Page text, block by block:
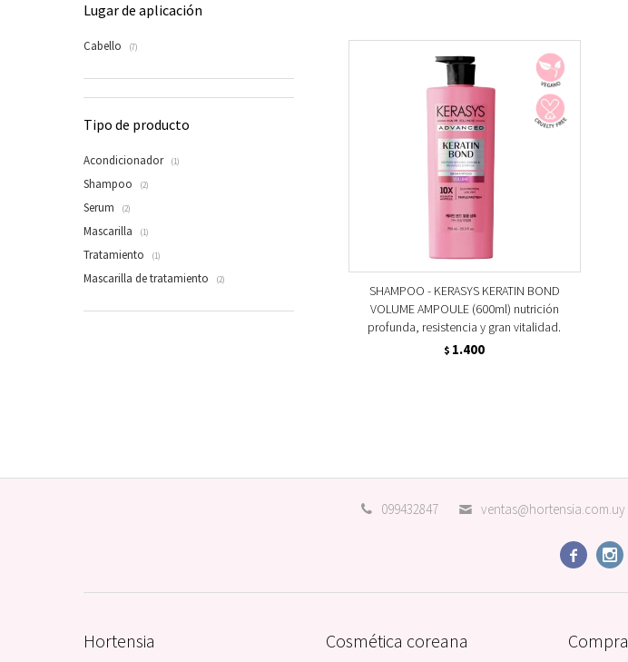
SHAMPOO - KERASYS KERATIN BOND
VOLUME AMPOULE (600ml) nutrición
profunda, resistencia y gran vitalidad.
$ 1.400
Lugar de aplicación
Cabello (7)
Tipo de producto
Acondicionador (1)
Shampoo (2)
Serum (2)
Mascarilla (1)
Tratamiento (1)
Mascarilla de tratamiento (2)
099432847 ventas@hortensia.com.uy
 
Hortensia Cosmética coreana Compra